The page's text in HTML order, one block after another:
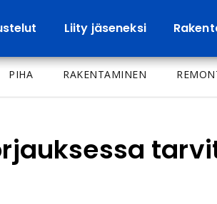
Liity jäseneksi
PIHA RAKENTAMINEN